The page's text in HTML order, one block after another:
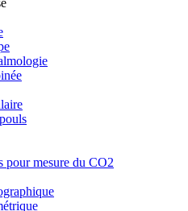
pour mesure du CO2